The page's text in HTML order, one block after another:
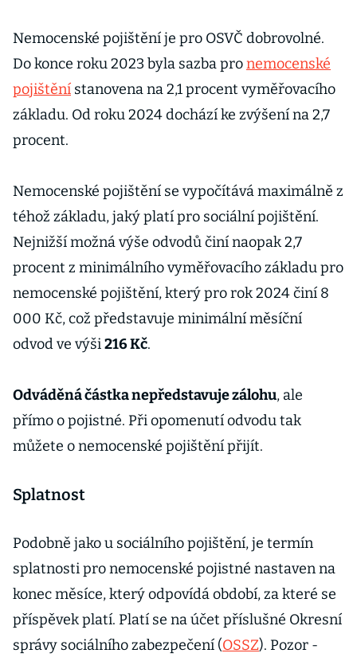
Nemocenské pojištění je pro OSVČ dobrovolné.
Do konce roku 2023 byla sazba pronemocenské
pojištění stanovena na 2,1 procent vyměřovacího
základu. Od roku 2024 dochází ke zvýšení na 2,7
procent.
Nemocenské pojištění se vypočítává maximálně z
téhož základu, jaký platí pro sociální pojištění.
Nejnižší možná výše odvodů činí naopak 2,7
procent z minimálního vyměřovacího základu pro
nemocenské pojištění, který pro rok 2024 činí 8
000 Kč, což představuje minimální měsíční
odvod ve výši216 Kč.
Odváděná částka nepředstavuje zálohu, ale
přímo o pojistné. Při opomenutí odvodu tak
můžete o nemocenské pojištění přijít.
Splatnost
Podobně jako u sociálního pojištění, je termín
splatnosti pro nemocenské pojistné nastaven na
konec měsíce, který odpovídá období, za které se
příspěvek platí. Platí se na účet příslušné Okresní
správy sociálního zabezpečení (OSSZ). Pozor -